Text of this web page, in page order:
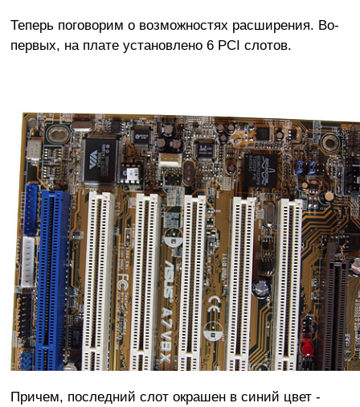
Теперь поговорим о возможностях расширения. Во-
первых, на плате установлено 6 PCI слотов.
Причем, последний слот окрашен в синий цвет -